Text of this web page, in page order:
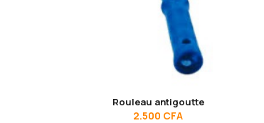
Rouleau antigoutte
2.500 CFA